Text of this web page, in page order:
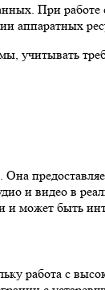
При
аппаратных
учитывать
и видео в
и может быть
работа с